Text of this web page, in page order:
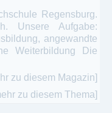
Regensburg.
Unsere Aufgabe:
angewandte
Weiterbildung Die
zu diesem Magazin]
zu diesem Thema]